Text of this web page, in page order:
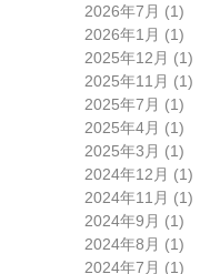
2026年7月 (1)
2026年1月 (1)
2025年12月 (1)
2025年11月 (1)
2025年7月 (1)
2025年4月 (1)
2025年3月 (1)
2024年12月 (1)
2024年11月 (1)
2024年9月 (1)
2024年8月 (1)
2024年7月 (1)